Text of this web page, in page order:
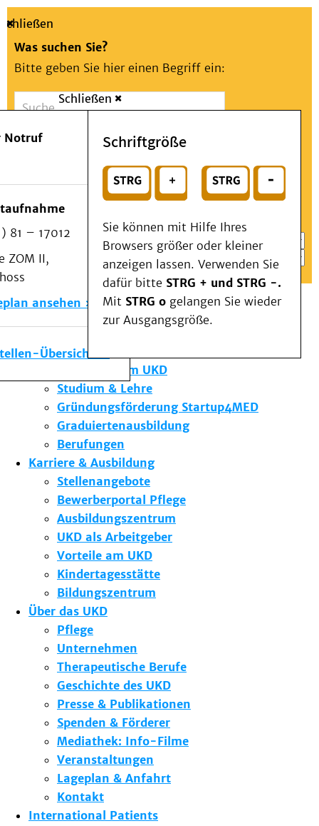
Suche
Schließen
Was suchen Sie?
Bitte geben Sie hier einen Begriff ein:
Suchen
oder
Wählen Sie ein Thema für Ihren Schnelleinstieg
Notfall
Schließen
Notruf
81 – 17012
ZOM II,
ansehen
Übersicht
Schriftgröße
Sie können mit Hilfe Ihres
Browsers größer oder kleiner
anzeigen lassen. Verwenden Sie
dafür bitte STRG + und STRG -.
Mit STRG o gelangen Sie wieder
zur Ausgangsgröße.
Menü
Patienten & Besucher
Kliniken/Institute/Zentren
Als Patient am UKD
Beratung und Unterstützung
Veranstaltungen
Kommunikation im Medizinwesen (KIM)
Notfall
Forschung & Lehre
Die Institute des UKD
Forschung am UKD
Studium & Lehre
Gründungsförderung Startup4MED
Graduiertenausbildung
Berufungen
Karriere & Ausbildung
Stellenangebote
Bewerberportal Pflege
Ausbildungszentrum
UKD als Arbeitgeber
Vorteile am UKD
Kindertagesstätte
Bildungszentrum
Über das UKD
Pflege
Unternehmen
Therapeutische Berufe
Geschichte des UKD
Presse & Publikationen
Spenden & Förderer
Mediathek: Info-Filme
Veranstaltungen
Lageplan & Anfahrt
Kontakt
International Patients